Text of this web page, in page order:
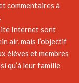
commentaires à
.
Internet sont
air, mais l’objectif
élèves et membres
qu’à leur famille